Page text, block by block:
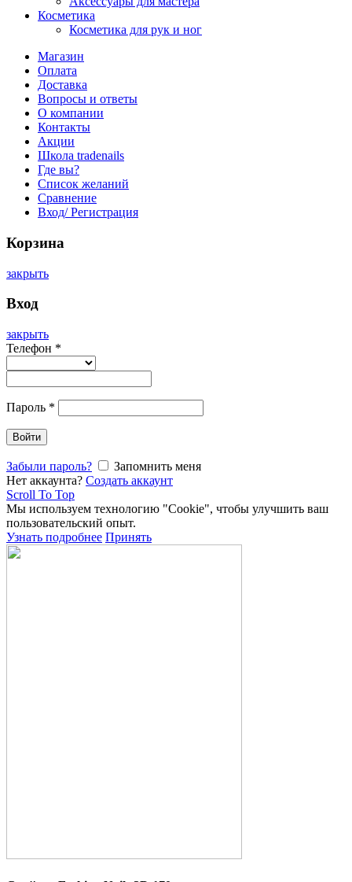
Косметика
Косметика для рук и ног
Магазин
Оплата
Доставка
Вопросы и ответы
О компании
Контакты
Акции
Школа tradenails
Где вы?
Список желаний
Сравнение
Вход/ Регистрация
Корзина
закрыть
Вход
закрыть
Телефон *
Пароль *
Войти
Забыли пароль?
Запомнить меня
Нет аккаунта? Создать аккаунт
Scroll To Top
Мы используем технологию "Cookie", чтобы улучшить ваш
пользовательский опыт.
Узнать подробнее Принять